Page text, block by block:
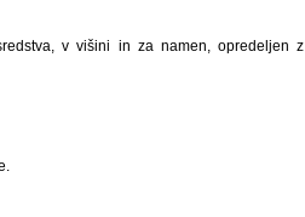
v višini in za namen, opredeljen z